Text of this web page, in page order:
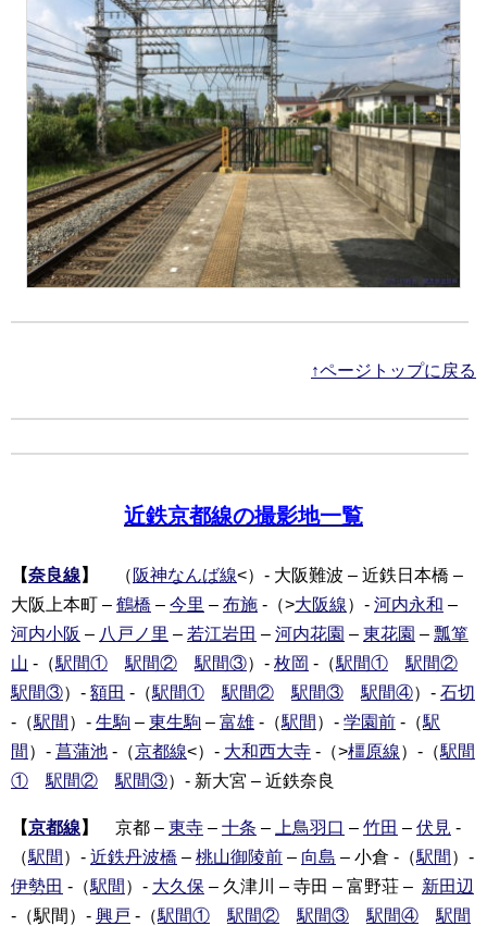
↑ページトップに戻る
近鉄京都線の撮影地一覧
【奈良線】 （ 阪神なんば線<）- 大阪難波 – 近鉄日本橋 –
大阪上本町 – 鶴橋 – 今里 – 布施 -（>大阪線）- 河内永和 –
河内小阪 – 八戸ノ里 – 若江岩田 – 河内花園 – 東花園 – 瓢箪
山 -（駅間① 駅間② 駅間③）- 枚岡 -（駅間①
駅間②
駅間③）- 額田 -（駅間① 駅間② 駅間③ 駅間④）- 石切
-（駅間 ）- 生駒 – 東生駒 – 富雄 -（駅間 ）- 学園前 -（駅
間 ）- 菖蒲池 -（京都線<）- 大和西大寺 -（>橿原線）-（駅間
①
駅間② 駅間③）- 新大宮 – 近鉄奈良
【京都線】 京都 – 東寺 – 十条 – 上鳥羽口 – 竹田 – 伏見 -
（駅間 ）- 近鉄丹波橋 – 桃山御陵前 – 向島 – 小倉 -（駅間 ）-
伊勢田 -（駅間 ）- 大久保 – 久津川 – 寺田 – 富野荘 – 新田辺
-（駅間）- 興戸 -（駅間① 駅間② 駅間③ 駅間④
駅間